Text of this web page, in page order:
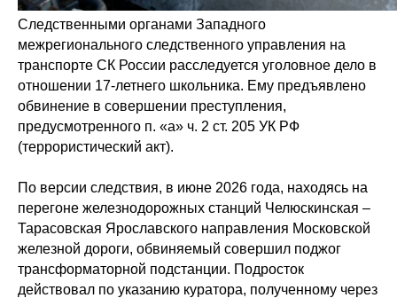
Следственными органами Западного
межрегионального следственного управления на
транспорте СК России расследуется уголовное дело в
отношении 17-летнего школьника. Ему предъявлено
обвинение в совершении преступления,
предусмотренного п. «а» ч. 2 ст. 205 УК РФ
(террористический акт).
По версии следствия, в июне 2026 года, находясь на
перегоне железнодорожных станций Челюскинская –
Тарасовская Ярославского направления Московской
железной дороги, обвиняемый совершил поджог
трансформаторной подстанции. Подросток
действовал по указанию куратора, полученному через